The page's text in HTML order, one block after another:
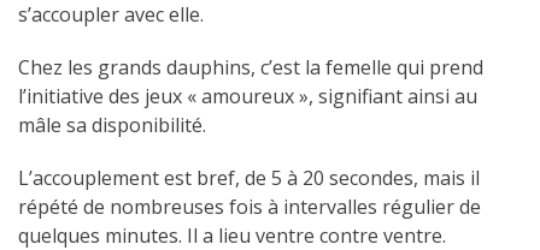
s’accoupler avec elle.
Chez les grands dauphins, c’est la femelle qui prend
l’initiative des jeux « amoureux », signifiant ainsi au
mâle sa disponibilité.
L’accouplement est bref, de 5 à 20 secondes, mais il
répété de nombreuses fois à intervalles régulier de
quelques minutes. Il a lieu ventre contre ventre.